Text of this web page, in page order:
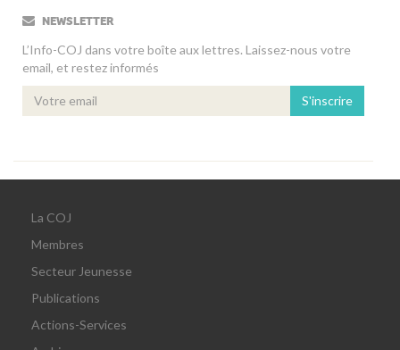
NEWSLETTER
L’Info-COJ dans votre boîte aux lettres. Laissez-nous votre
email, et restez informés
S'inscrire
La COJ
Membres
Secteur Jeunesse
Publications
Actions-Services